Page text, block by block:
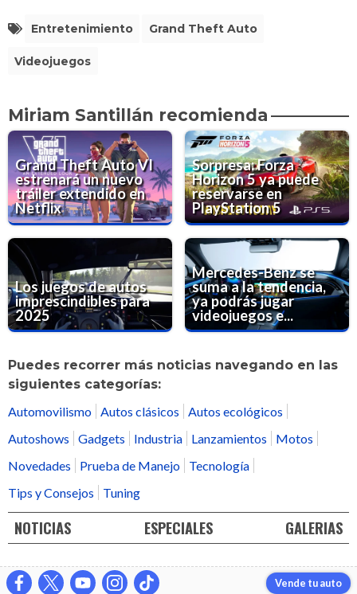
Entretenimiento Grand Theft Auto
Videojuegos
Miriam Santillán recomienda
Grand Theft Auto VI
estrenará un nuevo
tráiler extendido en
Netflix
Sorpresa: Forza
Horizon 5 ya puede
reservarse en
PlayStation 5
Los juegos de autos
imprescindibles para
2025
Mercedes-Benz se
suma a la tendencia,
ya podrás jugar
videojuegos e...
Puedes recorrer más noticias navegando en las
siguientes categorías:
Automovilismo
Autos clásicos
Autos ecológicos
Autoshows
Gadgets Industria Lanzamientos
Motos
Novedades
Prueba de Manejo
Tecnología
Tips y Consejos
Tuning
NOTICIAS ESPECIALES GALERIAS
Vende tu auto